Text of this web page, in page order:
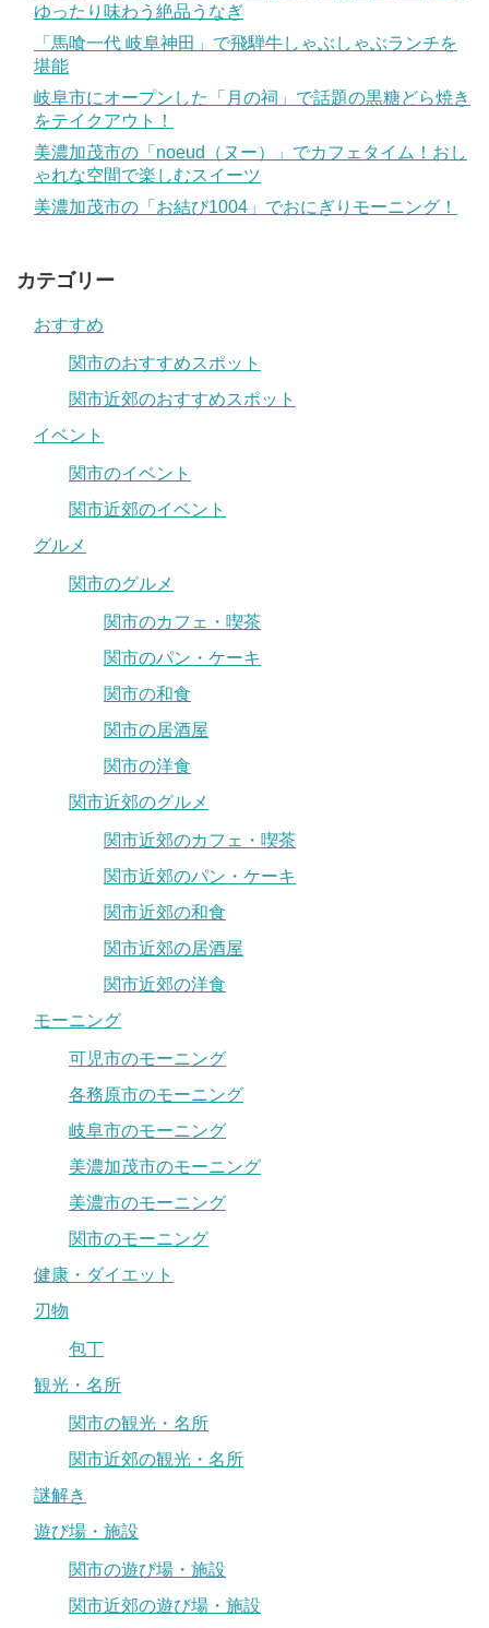
ゆったり味わう絶品うなぎ
「馬喰一代 岐阜神田」で飛騨牛しゃぶしゃぶランチを
堪能
岐阜市にオープンした「月の祠」で話題の黒糖どら焼き
をテイクアウト！
美濃加茂市の「noeud（ヌー）」でカフェタイム！おし
ゃれな空間で楽しむスイーツ
美濃加茂市の「お結び1004」でおにぎりモーニング！
カテゴリー
おすすめ
関市のおすすめスポット
関市近郊のおすすめスポット
イベント
関市のイベント
関市近郊のイベント
グルメ
関市のグルメ
関市のカフェ・喫茶
関市のパン・ケーキ
関市の和食
関市の居酒屋
関市の洋食
関市近郊のグルメ
関市近郊のカフェ・喫茶
関市近郊のパン・ケーキ
関市近郊の和食
関市近郊の居酒屋
関市近郊の洋食
モーニング
可児市のモーニング
各務原市のモーニング
岐阜市のモーニング
美濃加茂市のモーニング
美濃市のモーニング
関市のモーニング
健康・ダイエット
刃物
包丁
観光・名所
関市の観光・名所
関市近郊の観光・名所
謎解き
遊び場・施設
関市の遊び場・施設
関市近郊の遊び場・施設